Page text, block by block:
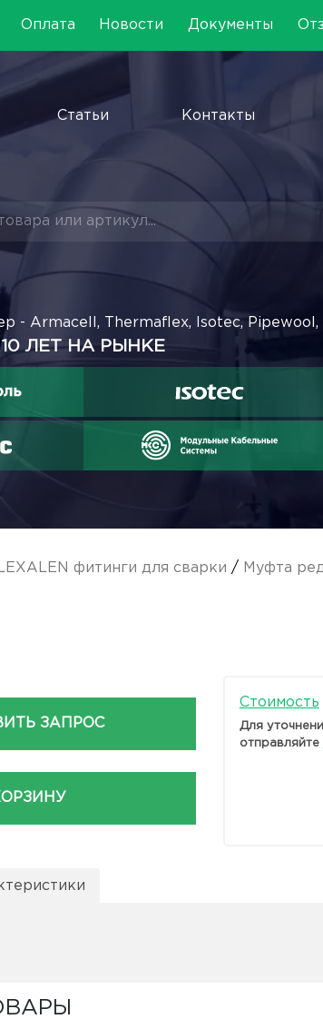
Оплата Новости Документы
Статьи Контакты
- Armacell, Thermaflex, Isotec, Pipewool,
10 ЛЕТ НА РЫНКЕ
фитинги для сварки / Муфта
ЗАПРОС
Стоимость
Для
отправляйте